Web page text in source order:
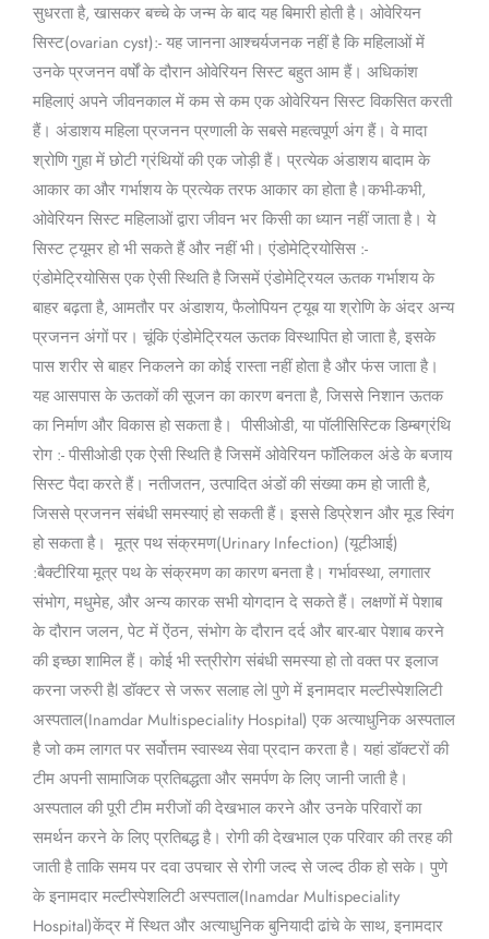
सुधरता है, खासकर बच्चे के जन्म के बाद यह बिमारी होती है। ओवेरियन
सिस्ट(ovarian cyst):- यह जानना आश्चर्यजनक नहीं है कि महिलाओं में
उनके प्रजनन वर्षों के दौरान ओवेरियन सिस्ट बहुत आम हैं। अधिकांश
महिलाएं अपने जीवनकाल में कम से कम एक ओवेरियन सिस्ट विकसित करती
हैं। अंडाशय महिला प्रजनन प्रणाली के सबसे महत्वपूर्ण अंग हैं। वे मादा
श्रोणि गुहा में छोटी ग्रंथियों की एक जोड़ी हैं। प्रत्येक अंडाशय बादाम के
आकार का और गर्भाशय के प्रत्येक तरफ आकार का होता है।कभी-कभी,
ओवेरियन सिस्ट महिलाओं द्वारा जीवन भर किसी का ध्यान नहीं जाता है। ये
सिस्ट ट्यूमर हो भी सकते हैं और नहीं भी। एंडोमेट्रियोसिस :-
एंडोमेट्रियोसिस एक ऐसी स्थिति है जिसमें एंडोमेट्रियल ऊतक गर्भाशय के
बाहर बढ़ता है, आमतौर पर अंडाशय, फैलोपियन ट्यूब या श्रोणि के अंदर अन्य
प्रजनन अंगों पर। चूंकि एंडोमेट्रियल ऊतक विस्थापित हो जाता है, इसके
पास शरीर से बाहर निकलने का कोई रास्ता नहीं होता है और फंस जाता है।
यह आसपास के ऊतकों की सूजन का कारण बनता है, जिससे निशान ऊतक
का निर्माण और विकास हो सकता है। पीसीओडी, या पॉलीसिस्टिक डिम्बग्रंथि
रोग :- पीसीओडी एक ऐसी स्थिति है जिसमें ओवेरियन फॉलिकल अंडे के बजाय
सिस्ट पैदा करते हैं। नतीजतन, उत्पादित अंडों की संख्या कम हो जाती है,
जिससे प्रजनन संबंधी समस्याएं हो सकती हैं। इससे डिप्रेशन और मूड स्विंग
हो सकता है। मूत्र पथ संक्रमण(Urinary Infection) (यूटीआई)
:बैक्टीरिया मूत्र पथ के संक्रमण का कारण बनता है। गर्भावस्था, लगातार
संभोग, मधुमेह, और अन्य कारक सभी योगदान दे सकते हैं। लक्षणों में पेशाब
के दौरान जलन, पेट में ऐंठन, संभोग के दौरान दर्द और बार-बार पेशाब करने
की इच्छा शामिल हैं। कोई भी स्त्रीरोग संबंधी समस्या हो तो वक्त पर इलाज
करना जरुरी हैl डॉक्टर से जरूर सलाह लेl पुणे में इनामदार मल्टीस्पेशलिटी
अस्पताल(Inamdar Multispeciality Hospital) एक अत्याधुनिक अस्पताल
है जो कम लागत पर सर्वोत्तम स्वास्थ्य सेवा प्रदान करता है। यहां डॉक्टरों की
टीम अपनी सामाजिक प्रतिबद्धता और समर्पण के लिए जानी जाती है।
अस्पताल की पूरी टीम मरीजों की देखभाल करने और उनके परिवारों का
समर्थन करने के लिए प्रतिबद्ध है। रोगी की देखभाल एक परिवार की तरह की
जाती है ताकि समय पर दवा उपचार से रोगी जल्द से जल्द ठीक हो सके। पुणे
के इनामदार मल्टीस्पेशलिटी अस्पताल(Inamdar Multispeciality
Hospital)केंद्र में स्थित और अत्याधुनिक बुनियादी ढांचे के साथ, इनामदार